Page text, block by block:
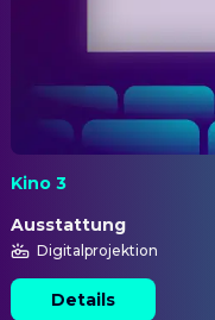
Kino 3
Ausstattung
Digitalprojektion
Details